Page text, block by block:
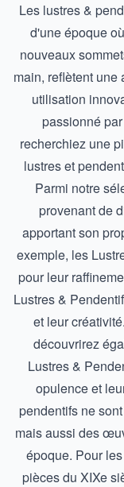
Les lustres &
d'une époque
nouveaux
main, reflètent une
utilisation
passionné
recherchiez une
lustres et
Parmi notre
provenant de
apportant son
exemple, les
pour leur
Lustres &
et leur
découvrirez
Lustres &
opulence et
pendentifs ne
mais aussi des
époque. Pour
pièces du XIXe